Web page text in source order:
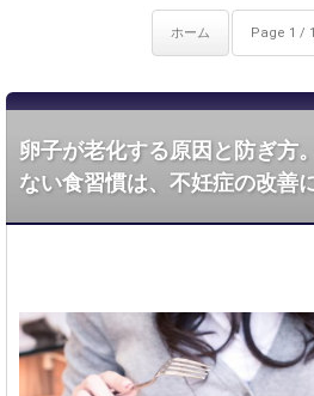
ホーム Page 1 / 1
卵子が老化する原因と防ぎ方
ない食習慣は、不妊症の改善